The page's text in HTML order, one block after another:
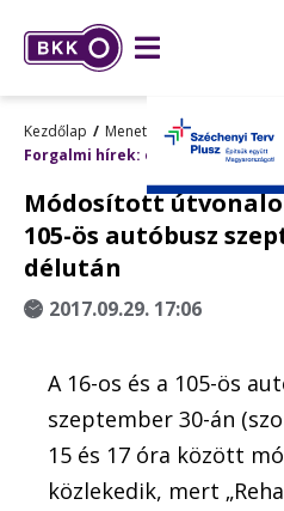
Kezdőlap
Menetrend, utazástervezés
Forgalmi hírek: előre tervezett
Módosított
105-ös autóbusz
délután
2017.09.29. 17:06
A 16-os és a 105-ös
szeptember 30-án
15 és 17 óra között
közlekedik, mert